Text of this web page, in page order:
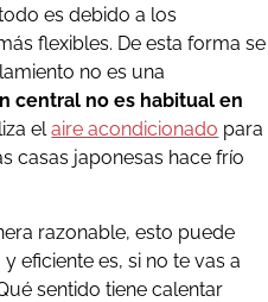
es debido a los
flexibles. De esta forma se
no es una
central no es habitual en
elaire acondicionado para
casas japonesas hace frío
razonable, esto puede
eficiente es, si no te vas a
sentido tiene calentar